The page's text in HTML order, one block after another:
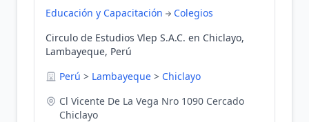
Educación y Capacitación
Colegios
Circulo de Estudios Vlep S.A.C. en Chiclayo,
Lambayeque, Perú
Perú > Lambayeque > Chiclayo
Cl Vicente De La Vega Nro 1090 Cercado
Chiclayo